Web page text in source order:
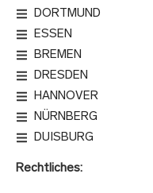
DORTMUND
ESSEN
BREMEN
DRESDEN
HANNOVER
NÜRNBERG
DUISBURG
Rechtliches: